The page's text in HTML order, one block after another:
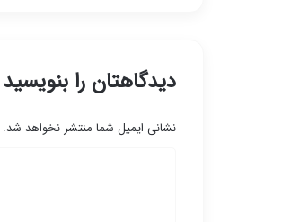
دیدگاهتان را بنویسید
نشانی ایمیل شما منتشر نخواهد شد.